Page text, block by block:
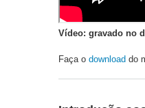
Vídeo: gravado no
Faça o download do